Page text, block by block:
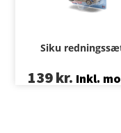
Siku
139kr. Inkl.